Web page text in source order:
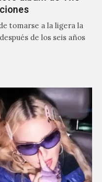
tomarse a la ligera la
de los seis años